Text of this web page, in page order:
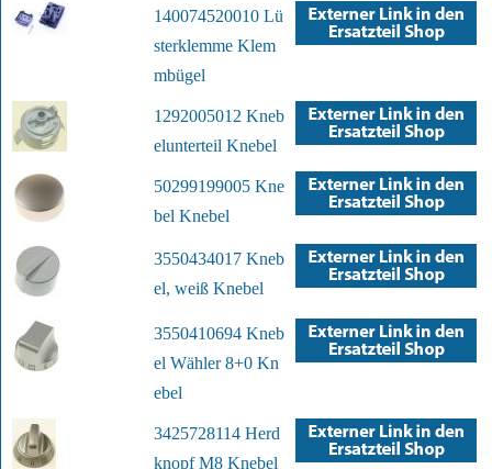
140074520010 Lü
sterklemme Klem
mbügel
1292005012 Kneb
elunterteil Knebel
50299199005 Kne
bel Knebel
3550434017 Kneb
el, weiß Knebel
3550410694 Kneb
el Wähler 8+0 Kn
ebel
3425728114 Herd
knopf M8 Knebel